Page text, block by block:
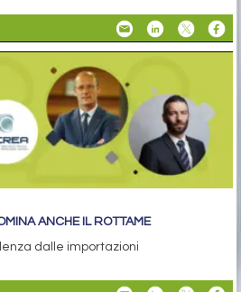
ANCHE IL ROTTAME
dalle importazioni